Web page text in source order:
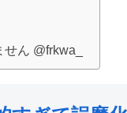
ん @frkwa_